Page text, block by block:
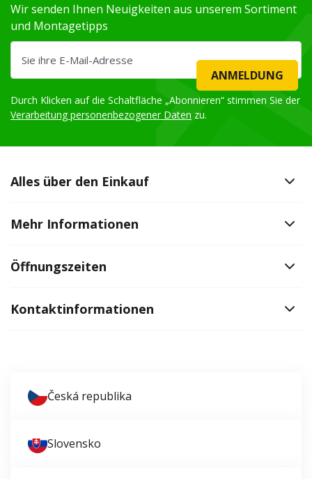
Wir senden Ihnen Neuigkeiten aus unserem Sortiment
und Montagetipps
ANMELDUNG
Durch Klicken auf die Schaltfläche „Abonnieren“ stimmen Sie der
Verarbeitung personenbezogener Daten zu.
Alles über den Einkauf
Mehr Informationen
Öffnungszeiten
Kontaktinformationen
Česká republika
Slovensko